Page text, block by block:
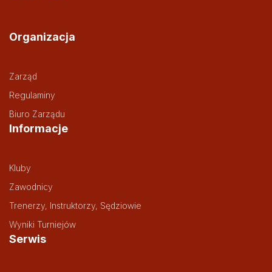
Organizacja
Zarząd
Regulaminy
Biuro Zarządu
Informacje
Kluby
Zawodnicy
Trenerzy, Instruktorzy, Sędziowie
Wyniki Turniejów
Serwis